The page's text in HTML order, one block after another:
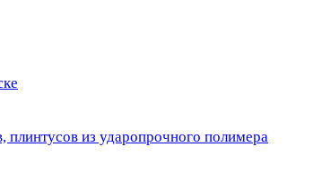
плинтусов из ударопрочного полимера